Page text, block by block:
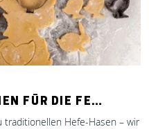
FÜR DIE FE…
traditionellen Hefe-Hasen – wir